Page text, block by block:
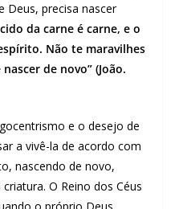
Deus, precisa nascer
da carne é carne, e o
Não te maravilhes
de novo” (João.
e o desejo de
a vivê-la de acordo com
nascendo de novo,
O Reino dos Céus